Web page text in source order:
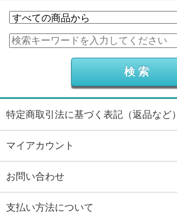
特定商取引法に基づく表記（返品など）
マイアカウント
お問い合わせ
支払い方法について